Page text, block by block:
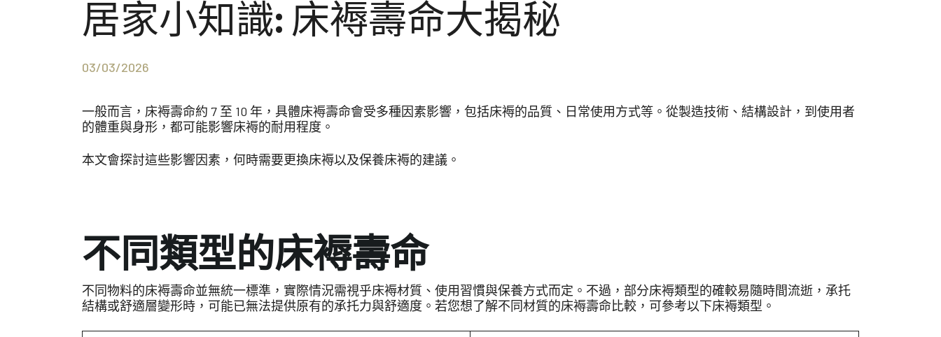
居家小知識: 床褥壽命大揭秘
03/03/2026
一般而言，床褥壽命約 7 至 10 年，具體床褥壽命會受多種因素影響，包括床褥的品質、日常使用方式等。從製造技術、結構設計，到使用者
的體重與身形，都可能影響床褥的耐用程度。
本文會探討這些影響因素，何時需要更換床褥以及保養床褥的建議。
不同類型的床褥壽命
不同物料的床褥壽命並無統一標準，實際情況需視乎床褥材質、使用習慣與保養方式而定。不過，部分床褥類型的確較易隨時間流逝，承托
結構或舒適層變形時，可能已無法提供原有的承托力與舒適度。若您想了解不同材質的床褥壽命比較，可參考以下床褥類型。